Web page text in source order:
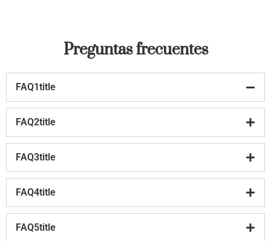
Preguntas frecuentes
FAQ1title
FAQ2title
FAQ3title
FAQ4title
FAQ5title